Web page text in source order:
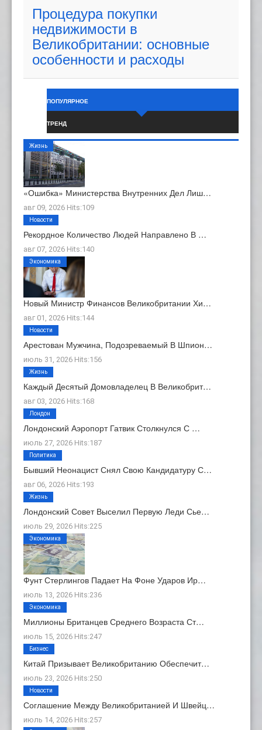
Процедура покупки
недвижимости в
Великобритании: основные
особенности и расходы
ПОПУЛЯРНОЕ
ТРЕНД
«Ошибка» Министерства Внутренних Дел Лиш…
авг 09, 2026 Hits:109
Жизнь
Рекордное Количество Людей Направлено В …
авг 07, 2026 Hits:140
Новости
Новый Министр Финансов Великобритании Хи…
авг 01, 2026 Hits:144
Экономика
Арестован Мужчина, Подозреваемый В Шпион…
июль 31, 2026 Hits:156
Новости
Каждый Десятый Домовладелец В Великобрит…
авг 03, 2026 Hits:168
Жизнь
Лондонский Аэропорт Гатвик Столкнулся С …
июль 27, 2026 Hits:187
Лондон
Бывший Неонацист Снял Свою Кандидатуру С…
авг 06, 2026 Hits:193
Политика
Лондонский Совет Выселил Первую Леди Сье…
июль 29, 2026 Hits:225
Жизнь
Фунт Стерлингов Падает На Фоне Ударов Ир…
июль 13, 2026 Hits:236
Экономика
Миллионы Британцев Среднего Возраста Ст…
июль 15, 2026 Hits:247
Экономика
Китай Призывает Великобританию Обеспечит…
июль 23, 2026 Hits:250
Бизнес
Соглашение Между Великобританией И Швейц…
июль 14, 2026 Hits:257
Новости